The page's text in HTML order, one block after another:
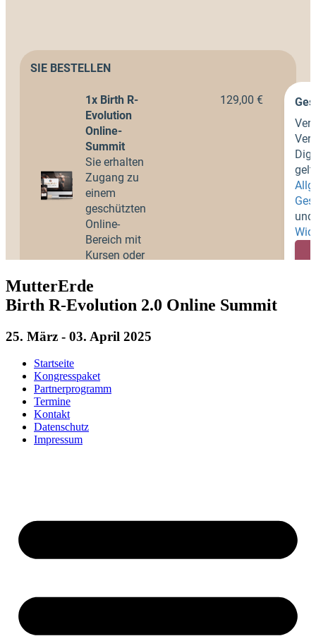
MutterErde
Birth R-Evolution 2.0 Online Summit
25. März - 03. April 2025
Startseite
Kongresspaket
Partnerprogramm
Termine
Kontakt
Datenschutz
Impressum